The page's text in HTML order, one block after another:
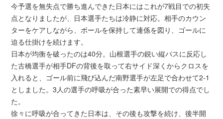
今予選を無失点で勝ち進んできた日本にはこれが7戦目での初失
点となりましたが、日本選手たちは冷静に対応。相手のカウン
ターをケアしながら、ボールを保持して連係を図り、ゴールに
迫る仕掛けを続けます。
日本が均衡を破ったのは40分。山根選手の鋭い縦パスに反応し
た古橋選手が相手DFの背後を取って右サイド深くからクロスを
入れると、ゴール前に飛び込んだ南野選手が左足で合わせて2-1
としました。3人の選手の呼吸が合った素早い展開での得点でし
た。
徐々に呼吸が合ってきた日本は、その後も攻撃を続け、後半開